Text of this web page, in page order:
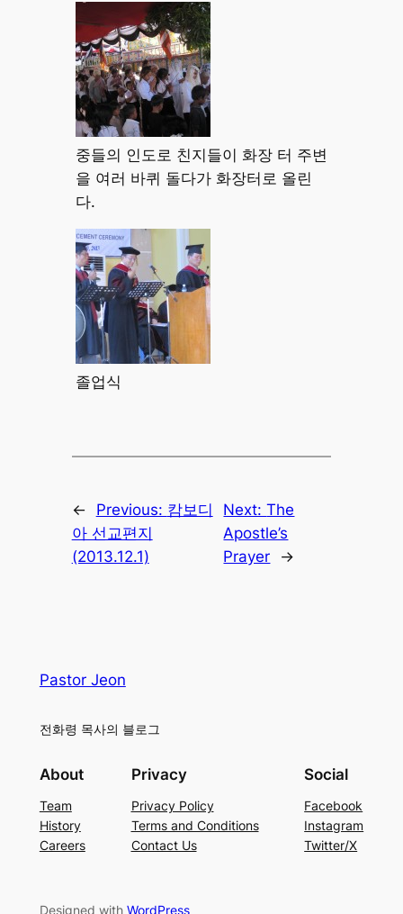
중들의 인도로 친지들이 화장 터 주변
을 여러 바퀴 돌다가 화장터로 올린
다.
졸업식
← Previous: 캄보디
아 선교편지
(2013.12.1)
Next:The
Apostle’s
Prayer
→
Pastor Jeon
전화령 목사의 블로그
About
Team
History
Careers
Privacy
Privacy Policy
Terms and Conditions
Contact Us
Social
Facebook
Instagram
Twitter/X
Designed with WordPress